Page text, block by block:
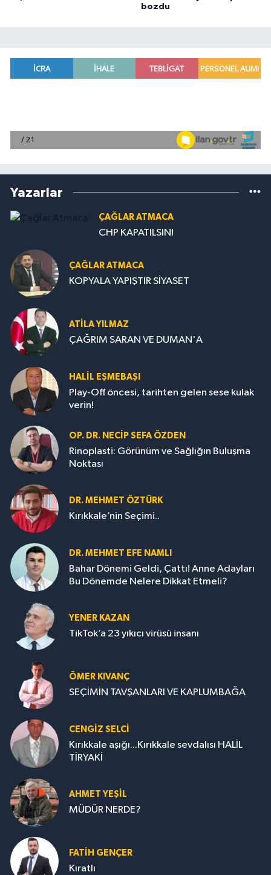
bozdu
Yazarlar
ÇAĞLAR ATMACA
CHP KAPATILSIN!
ÇAĞLAR ATMACA
KOPYALA YAPIŞTIR SİYASET
ATILA YILMAZ
ÇAĞRIM SARAN VE DUMAN'A
HALIL EŞMEBAŞI
Play-Off öncesi, tarihten gelen sese kulak
verin!
OP. DR. NECIP SEFA ÖZDEN
Rinoplasti: Görünüm ve Sağlığın Buluşma
Noktası
DR. MEHMET ÖZTÜRK
Kırıkkale’nin Seçimi..
DR. MEHMET EFE NAMLI
Bahar Dönemi Geldi, Çattı! Anne Adayları
Bu Dönemde Nelere Dikkat Etmeli?
YENER KAZAN
TikTok’a 23 yıkıcı virüsü insanı
ÖMER KIVANÇ
SEÇİMİN TAVŞANLARI VE KAPLUMBAĞA
CENGİZ SELCİ
Kırıkkale aşığı...Kırıkkale sevdalısı HALİL
TİRYAKİ
AHMET YEŞİL
MÜDÜR NERDE?
FATIH GENÇER
Kıratlı